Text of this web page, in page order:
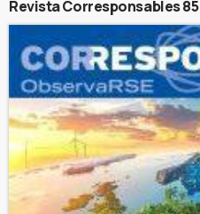
Revista Corresponsables 85